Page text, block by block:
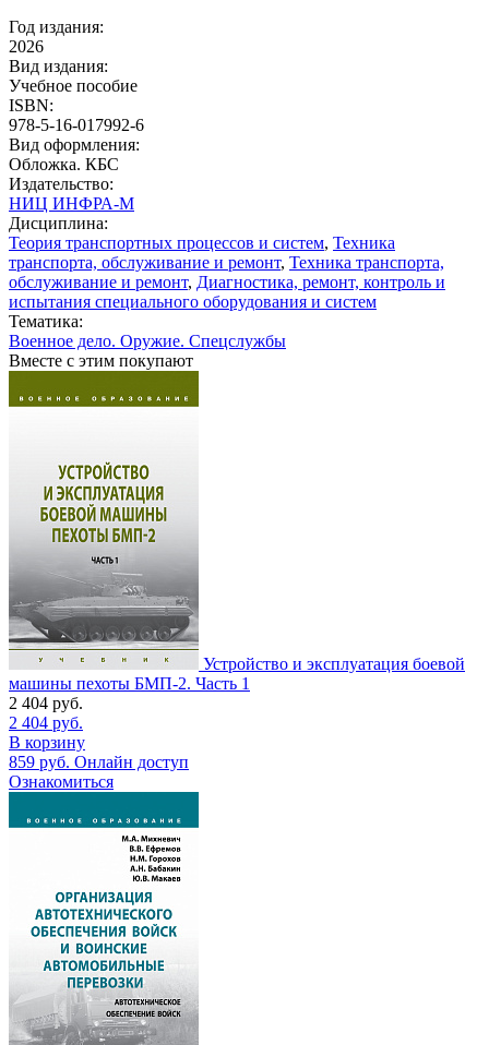
Год издания:
2026
Вид издания:
Учебное пособие
ISBN:
978-5-16-017992-6
Вид оформления:
Обложка. КБС
Издательство:
НИЦ ИНФРА-М
Дисциплина:
Теория транспортных процессов и систем, Техника
транспорта, обслуживание и ремонт, Техника транспорта,
обслуживание и ремонт, Диагностика, ремонт, контроль и
испытания специального оборудования и систем
Тематика:
Военное дело. Оружие. Спецслужбы
Вместе с этим покупают
Устройство и эксплуатация боевой
машины пехоты БМП-2. Часть 1
2 404 руб.
2 404 руб.
В корзину
859 руб. Онлайн доступ
Ознакомиться